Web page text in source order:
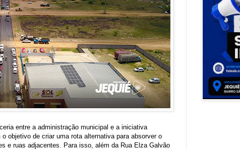
entre a administração municipal e a iniciativa
objetivo de criar uma rota alternativa para absorver o
e ruas adjacentes. Para isso, além da Rua Elza Galvão